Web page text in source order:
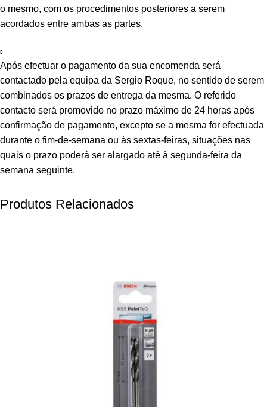
o mesmo, com os procedimentos posteriores a serem
acordados entre ambas as partes.
Após efectuar o pagamento da sua encomenda será
contactado pela equipa da Sergio Roque, no sentido de serem
combinados os prazos de entrega da mesma. O referido
contacto será promovido no prazo máximo de 24 horas após
confirmação de pagamento, excepto se a mesma for efectuada
durante o fim-de-semana ou às sextas-feiras, situações nas
quais o prazo poderá ser alargado até à segunda-feira da
semana seguinte.
Produtos Relacionados